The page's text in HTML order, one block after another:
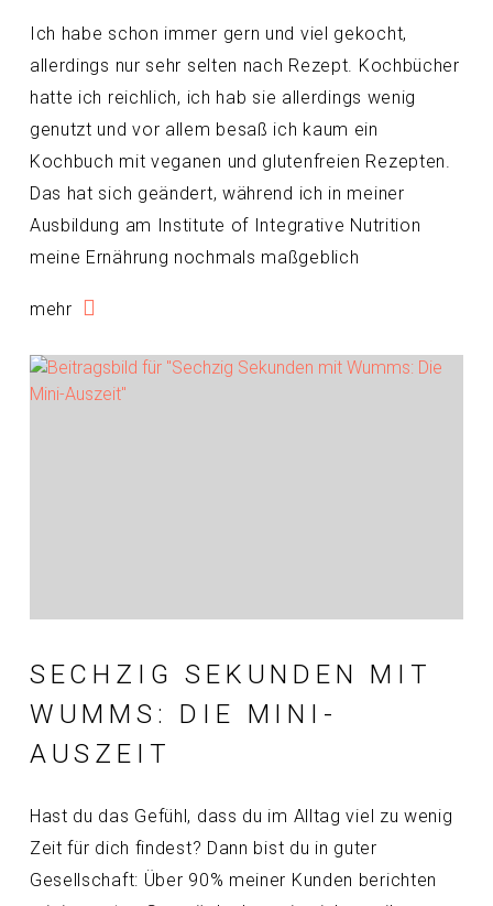
Ich habe schon immer gern und viel gekocht,
allerdings nur sehr selten nach Rezept. Kochbücher
hatte ich reichlich, ich hab sie allerdings wenig
genutzt und vor allem besaß ich kaum ein
Kochbuch mit veganen und glutenfreien Rezepten.
Das hat sich geändert, während ich in meiner
Ausbildung am Institute of Integrative Nutrition
meine Ernährung nochmals maßgeblich
mehr
SECHZIG SEKUNDEN MIT
WUMMS: DIE MINI-
AUSZEIT
Hast du das Gefühl, dass du im Alltag viel zu wenig
Zeit für dich findest? Dann bist du in guter
Gesellschaft: Über 90% meiner Kunden berichten